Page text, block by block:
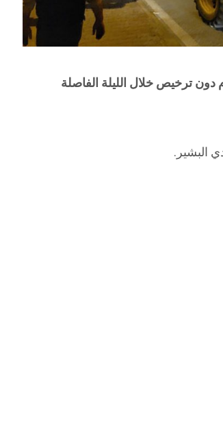
دون ترخيص خلال الليلة الفاصلة
البشير.